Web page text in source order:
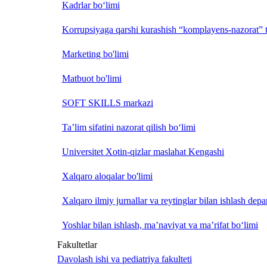
Kadrlar bo‘limi
Korrupsiyaga qarshi kurashish “komplayens-
Marketing bo'limi
Matbuot bo'limi
SOFT SKILLS markazi
Ta’lim sifatini nazorat qilish bo‘limi
Universitet Xotin-qizlar maslahat Kengashi
Xalqaro aloqalar bo'limi
Xalqaro ilmiy jurnallar va reytinglar bilan ishlash
Yoshlar bilan ishlash, ma’naviyat va ma’rifat bo‘limi
Fakultetlar
Davolash ishi va pediatriya fakulteti